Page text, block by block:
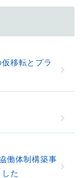
移転とプラ
働体制構築事
た